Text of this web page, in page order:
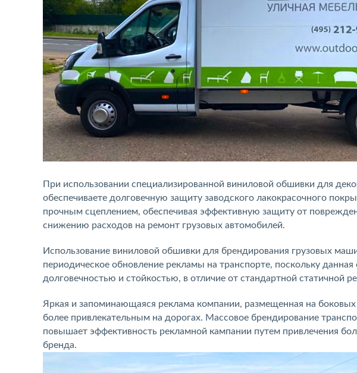
При использовании специализированной виниловой обшивки для
обеспечиваете долговечную защиту заводского лакокрасочного
прочным сцеплением, обеспечивая эффективную защиту от
снижению расходов на ремонт грузовых автомобилей.
Использование виниловой обшивки для брендирования грузовых
периодическое обновление рекламы на транспорте, поскольку
долговечностью и стойкостью, в отличие от стандартной статичной
Яркая и запоминающаяся реклама компании, размещенная на
более привлекательным на дорогах. Массовое брендирование
повышает эффективность рекламной кампании путем привлечения
бренда.